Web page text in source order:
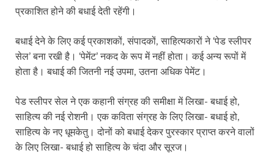
प्रकाशित होने की बधाई देती रहेंगी।
बधाई देने के लिए कई प्रकाशकों, संपादकों, साहित्यकारों ने ‘पेड स्लीपर
सेल’ बना रखी है। ‘पेमेंट’ नकद के रूप में नहीं होता। कई अन्य रूपों में
होता है। बधाई की जितनी नई उपमा, उतना अधिक पेमेंट।
पेड स्लीपर सेल ने एक कहानी संग्रह की समीक्षा में लिखा- बधाई हो,
साहित्य की नई रोशनी। एक कविता संग्रह के लिए लिखा- बधाई हो,
साहित्य के नए धूमकेतु। दोनों को बधाई देकर पुरस्कार प्राप्त करने वालों
के लिए लिखा- बधाई हो साहित्य के चंदा और सूरज।